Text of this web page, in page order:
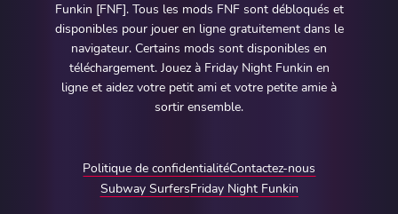
Funkin [FNF]. Tous les mods FNF sont débloqués et
disponibles pour jouer en ligne gratuitement dans le
navigateur. Certains mods sont disponibles en
téléchargement. Jouez à Friday Night Funkin en
ligne et aidez votre petit ami et votre petite amie à
sortir ensemble.
Politique de confidentialitéContactez-nous
Subway SurfersFriday Night Funkin